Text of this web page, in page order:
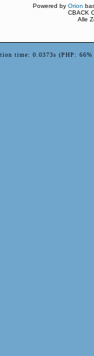
Powered byOrion
CBACK
Alle
time: 0.0373s (PHP: